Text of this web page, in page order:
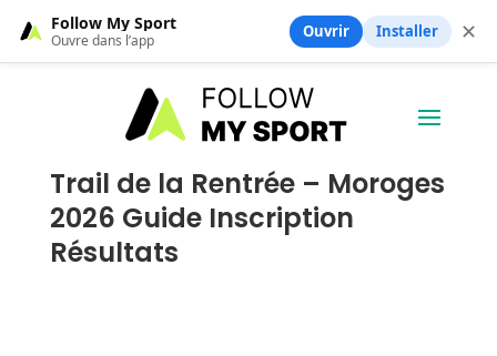
Trail de la Rentrée – Moroges
2026 Guide Inscription
Résultats
Follow My Sport
Ouvre dans l’app Ouvrir Installer ✕